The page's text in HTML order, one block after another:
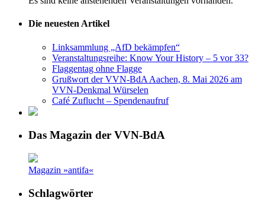
Die neuesten Artikel
Linksammlung „AfD bekämpfen“
Veranstaltungsreihe: Know Your History – 5 vor 33?
Flaggentag ohne Flagge
Grußwort der VVN-BdA Aachen, 8. Mai 2026 am
VVN-Denkmal Würselen
Café Zuflucht – Spendenaufruf
Das Magazin der VVN-BdA
Magazin »antifa«
Schlagwörter